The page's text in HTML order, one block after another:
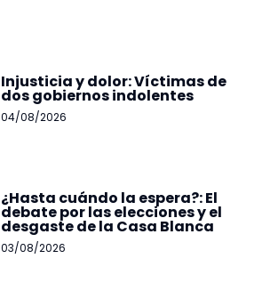
Injusticia y dolor: Víctimas de
dos gobiernos indolentes
04/08/2026
¿Hasta cuándo la espera?: El
debate por las elecciones y el
desgaste de la Casa Blanca
03/08/2026